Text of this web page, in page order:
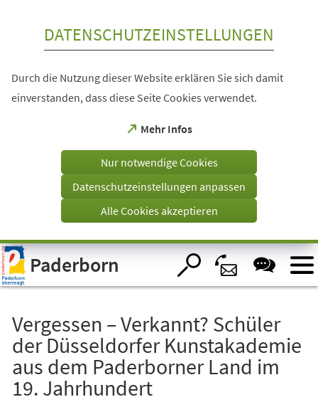
Visuelle
Assistenzsoftware
öffnen.
DATENSCHUTZEINSTELLUNGEN
Durch die Nutzung dieser Website erklären Sie sich damit
einverstanden, dass diese Seite Cookies verwendet.
Mehr Infos
(Öffnet
einem
Tab)
Nur notwendige Cookies
Datenschutzeinstellungen anpassen
Alle Cookies akzeptieren
Paderborn
Vergessen – Verkannt? Schüler
der Düsseldorfer Kunstakademie
aus dem Paderborner Land im
19. Jahrhundert